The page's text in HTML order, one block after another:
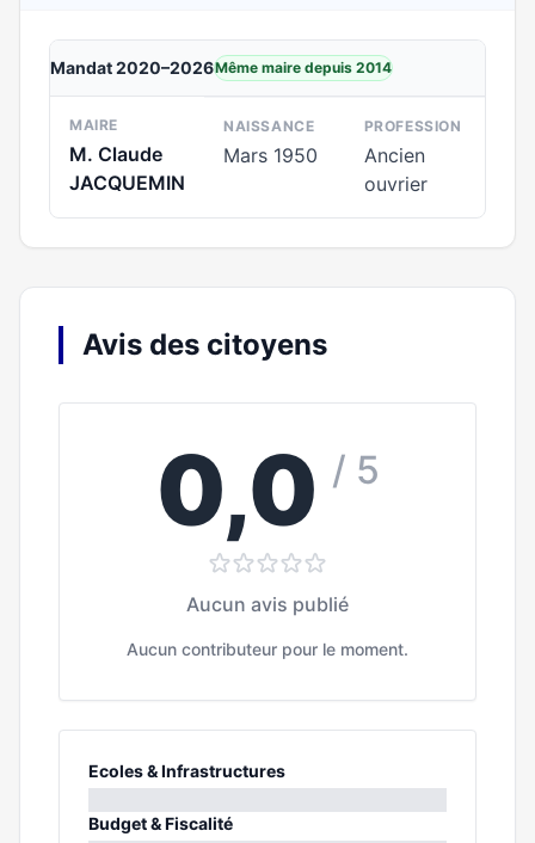
Mandat 2020–2026Même maire depuis 2014
MAIRE
M. Claude
JACQUEMIN
NAISSANCE
Mars 1950
PROFESSION
Ancien
ouvrier
Avis des citoyens
0,0 / 5
Aucun avis publié
Aucun contributeur pour le moment.
Ecoles & Infrastructures
0%
Budget & Fiscalité